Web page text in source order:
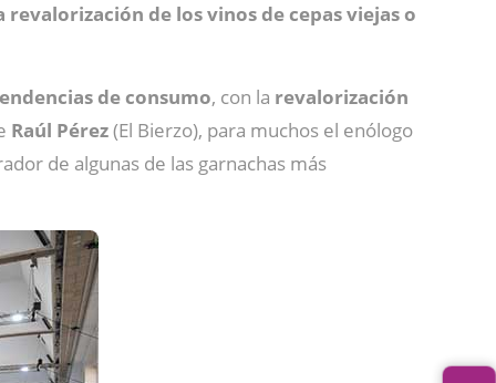
de los vinos de cepas viejas o
de consumo, con la revalorización
Raúl Pérez(El Bierzo), para muchos el enólogo
de algunas de las garnachas más